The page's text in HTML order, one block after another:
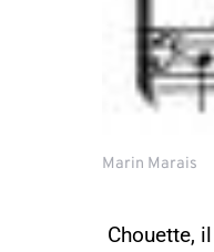
Marin Marais
Chouette,